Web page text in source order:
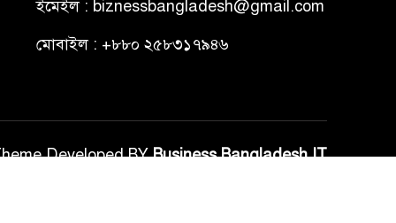
ইমেইল : biznessbangladesh@gmail.com
মোবাইল : +৮৮০ ২৫৮৩১৭৯৪৬
Developed BYBusiness Bangladesh IT